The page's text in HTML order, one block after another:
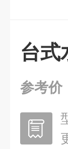
台式
参考价